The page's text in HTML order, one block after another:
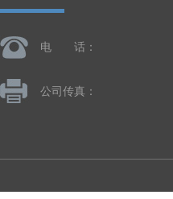
电 话：
公司传真：